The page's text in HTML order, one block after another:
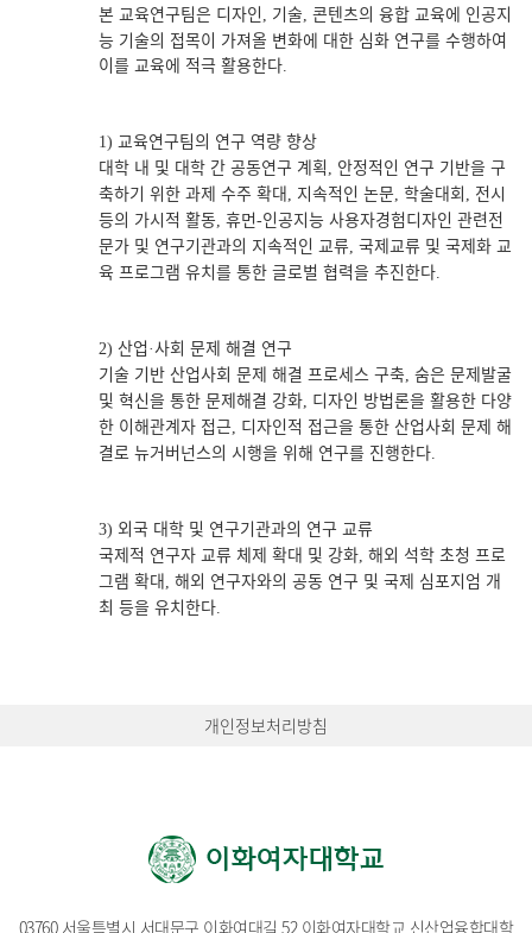
본 교육연구팀은 디자인 , 기술, 콘텐츠의 융합 교육에 인공지
능 기술의 접목이 가져올 변화에 대한 심화 연구를 수행하여
이를 교육에 적극 활용한다.
1) 교육연구팀의 연구 역량 향상
대학 내 및 대학 간 공동연구 계획 , 안정적인 연구 기반을 구
축하기 위한 과제 수주 확대, 지속적인 논문, 학술대회 , 전시
등의 가시적 활동, 휴먼-인공지능 사용자경험디자인 관련전
문가 및 연구기관과의 지속적인 교류, 국제교류 및 국제화 교
육 프로그램 유치를 통한 글로벌 협력을 추진한다.
2) 산업 ·사회 문제 해결 연구
기술 기반 산업사회 문제 해결 프로세스 구축, 숨은 문제발굴
및 혁신을 통한 문제해결 강화, 디자인 방법론을 활용한 다양
한 이해관계자 접근, 디자인적 접근을 통한 산업사회 문제 해
결로 뉴거버넌스의 시행을 위해 연구를 진행한다.
3) 외국 대학 및 연구기관과의 연구 교류
국제적 연구자 교류 체제 확대 및 강화, 해외 석학 초청 프로
그램 확대, 해외 연구자와의 공동 연구 및 국제 심포지엄 개
최 등을 유치한다.
개인정보처리방침
03760 서울특별시 서대문구 이화여대길 52 이화여자대학교 신산업융합대학